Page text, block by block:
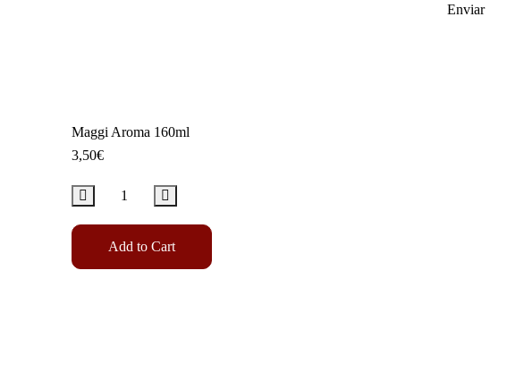
Maggi Aroma 160ml
3,50€
Add to Cart